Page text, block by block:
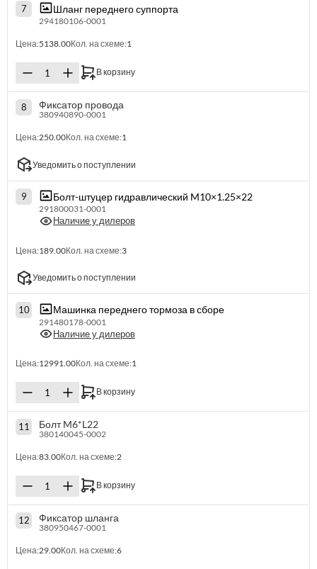
7 Шланг переднего суппорта
294180106-0001
Цена:5138.00Кол. на схеме:1
В корзину
8 Фиксатор провода
380940890-0001
Цена:250.00Кол. на схеме:1
Уведомить о поступлении
9 Болт-штуцер гидравлический M10×1.25×22
291800031-0001
Наличие у дилеров
Цена:189.00Кол. на схеме:3
Уведомить о поступлении
10 Машинка переднего тормоза в сборе
291480178-0001
Наличие у дилеров
Цена:12991.00Кол. на схеме:1
В корзину
11 Болт M6*L22
380140045-0002
Цена:83.00Кол. на схеме:2
В корзину
12 Фиксатор шланга
380950467-0001
Цена:29.00Кол. на схеме:6